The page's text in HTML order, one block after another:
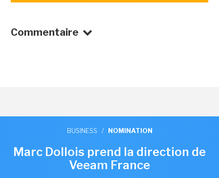
Commentaire
BUSINESS / NOMINATION
Marc Dollois prend la direction de
Veeam France